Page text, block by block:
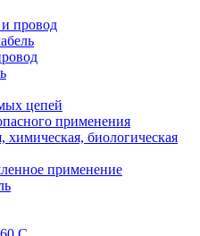
провод
цепей
применения
химическая, биологическая
применение